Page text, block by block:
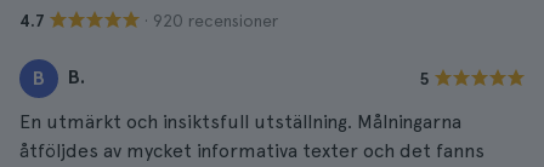
4.7 · 920 recensioner
B B. 5
En utmärkt och insiktsfull utställning. Målningarna
åtföljdes av mycket informativa texter och det fanns